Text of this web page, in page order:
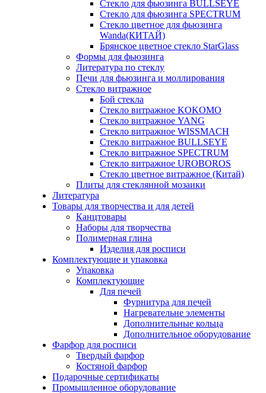
Стекло для фьюзинга BULLSEYE
Стекло для фьюзинга SPECTRUM
Стекло цветное для фьюзинга
Wanda(КИТАЙ)
Брянское цветное стекло StarGlass
Формы для фьюзинга
Литература по стеклу
Печи для фьюзинга и моллирования
Стекло витражное
Бой стекла
Стекло витражное KOKOMO
Стекло витражное YANG
Стекло витражное WISSMACH
Стекло витражное BULLSEYE
Стекло витражное SPECTRUM
Стекло витражное UROBOROS
Стекло цветное витражное (Китай)
Плиты для стеклянной мозаики
Литература
Товары для творчества и для детей
Канцтовары
Наборы для творчества
Полимерная глина
Изделия для росписи
Комплектующие и упаковка
Упаковка
Комплектующие
Для печей
Фурнитура для печей
Нагревательне элементы
Дополнительные кольца
Дополнительное оборудование
Фарфор для росписи
Твердый фарфор
Костяной фарфор
Подарочные сертификаты
Промышленное оборудование